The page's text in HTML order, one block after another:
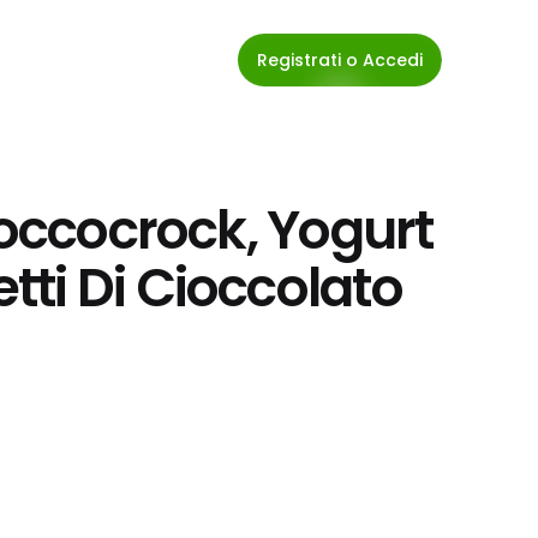
Registrati o Accedi
Yogurt
Di Cioccolato